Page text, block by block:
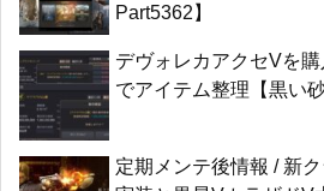
Part5362】
デヴォレカアクセVを
でアイテム整理【黒い
定期メンテ後情報 / 新